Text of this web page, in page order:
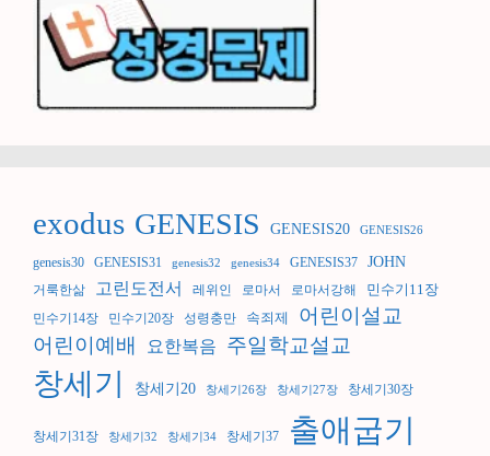
exodus GENESIS GENESIS20 GENESIS26
genesis30 GENESIS31 genesis32 genesis34 GENESIS37 JOHN
거룩한삶 고린도전서 레위인 로마서 로마서강해 민수기11장
민수기14장 민수기20장 성령충만 속죄제
어린이설교
어린이예배
요한복음 주일학교설교
창세기 창세기20 창세기26장 창세기27장 창세기30장
창세기31장 창세기32 창세기34 창세기37 출애굽기